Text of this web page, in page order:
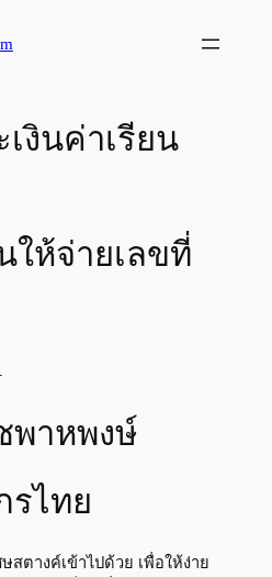
งินค่าเรียน
ให้จ่ายเลขที่
พาหพงษ์
รไทย
สตางค์เข้าไปด้วย เพื่อให้ง่าย